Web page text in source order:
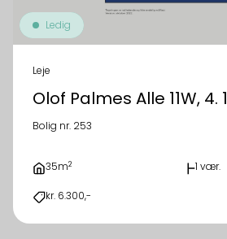
Ledig
Leje
Olof Palmes Alle 11W, 4. 1
Bolig nr. 253
35m2 1 vær.
kr. 6.300,-